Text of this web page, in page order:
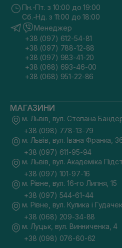
Пн.-Пт. з 10:00 до 19:00
Сб.-Нд. з 11:00 до 18:00
Менеджер
+38 (097) 612-54-81
+38 (097) 788-12-88
+38 (097) 983-41-20
+38 (068) 693-46-00
+38 (068) 951-22-86
МАГАЗИНИ
м. Львів, вул. Степана
+38 (098) 778-13-79
м. Львів, вул. Івана Франка,
+38 (097) 611-95-94
м. Львів, вул. Академіка
+38 (097) 101-97-16
м. Рівне, вул. 16-го Липня, 15
+38 (097) 544-61-44
м. Рівне, вул. Кулика і
+38 (068) 209-34-88
м. Луцьк, вул. Винниченка, 4
+38 (098) 076-60-62